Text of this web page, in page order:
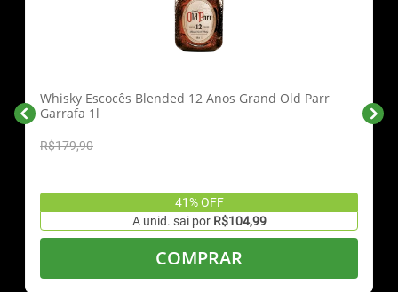
Whisky Escocês Blended 12 Anos Grand Old Parr
Garrafa 1l
R$179,90
41% OFF
A unid. sai por R$104,99
COMPRAR